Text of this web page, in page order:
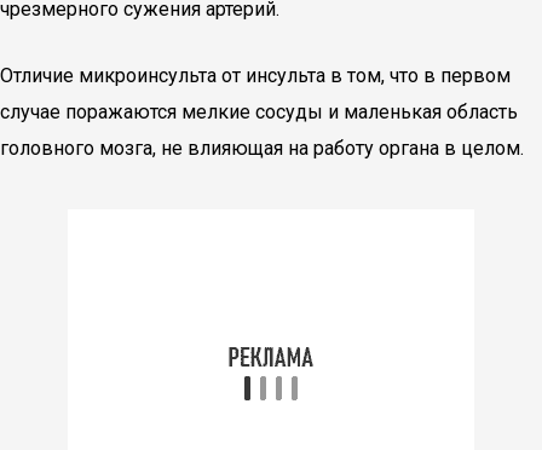
чрезмерного сужения артерий.
Отличие микроинсульта от инсульта в том, что в первом
случае поражаются мелкие сосуды и маленькая область
головного мозга, не влияющая на работу органа в целом.